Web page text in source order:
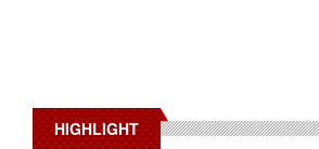
HIGHLIGHT